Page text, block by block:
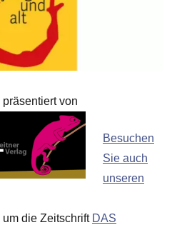
von
Besuchen
Sie auch
unseren
die Zeitschrift DAS